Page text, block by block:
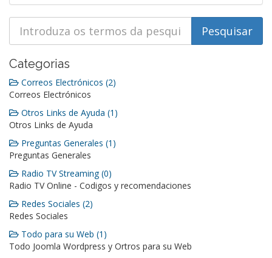
Categorias
Correos Electrónicos (2)
Correos Electrónicos
Otros Links de Ayuda (1)
Otros Links de Ayuda
Preguntas Generales (1)
Preguntas Generales
Radio TV Streaming (0)
Radio TV Online - Codigos y recomendaciones
Redes Sociales (2)
Redes Sociales
Todo para su Web (1)
Todo Joomla Wordpress y Ortros para su Web